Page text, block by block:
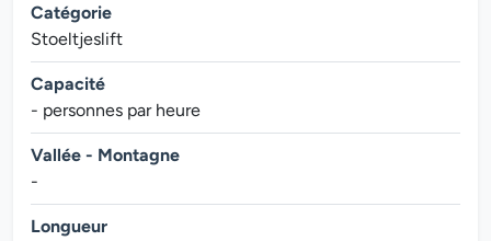
Catégorie
Stoeltjeslift
Capacité
- personnes par heure
Vallée - Montagne
-
Longueur